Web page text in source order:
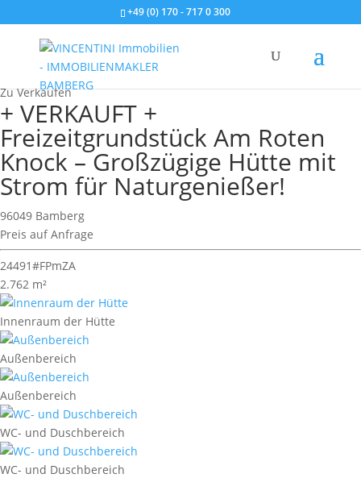
+49 (0) 170 - 717 0 300
Gewerbeimmobilie > Freizeitgrundstück
Zu Verkaufen
+ VERKAUFT +
Freizeitgrundstück Am Roten
Knock – Großzügige Hütte mit
Strom für Naturgenießer!
96049 Bamberg
Preis auf Anfrage
24491#FPmZA
2.762 m²
Innenraum der Hütte
Außenbereich
Außenbereich
WC- und Duschbereich
WC- und Duschbereich